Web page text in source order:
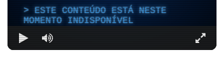
ESTE CONTEÚDO ESTÁ NESTE
MOMENTO INDISPONÍVEL